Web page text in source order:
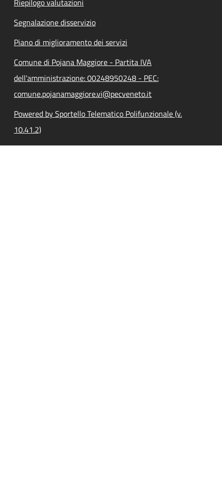
Segnalazione disservizio
Piano di miglioramento dei servizi
Comune di Pojana Maggiore - Partita IVA
dell'amministrazione: 00248950248 - PEC:
comune.pojanamaggiore.vi@pecveneto.it
Powered by Sportello Telematico Polifunzionale (v.
10.41.2)